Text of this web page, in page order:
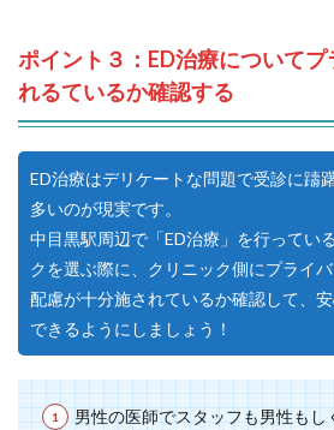
ポイント３：ED治療について
れるているか確認する
ED治療はデリケートな問題で受診に躊
多いのが現実です。
中目黒駅周辺で「ED治療」を行ってい
クを選ぶ際に、クリニック側にプライ
配慮が十分施されているか確認して、
できるようにしましょう！
男性の医師でスタッフも男性も